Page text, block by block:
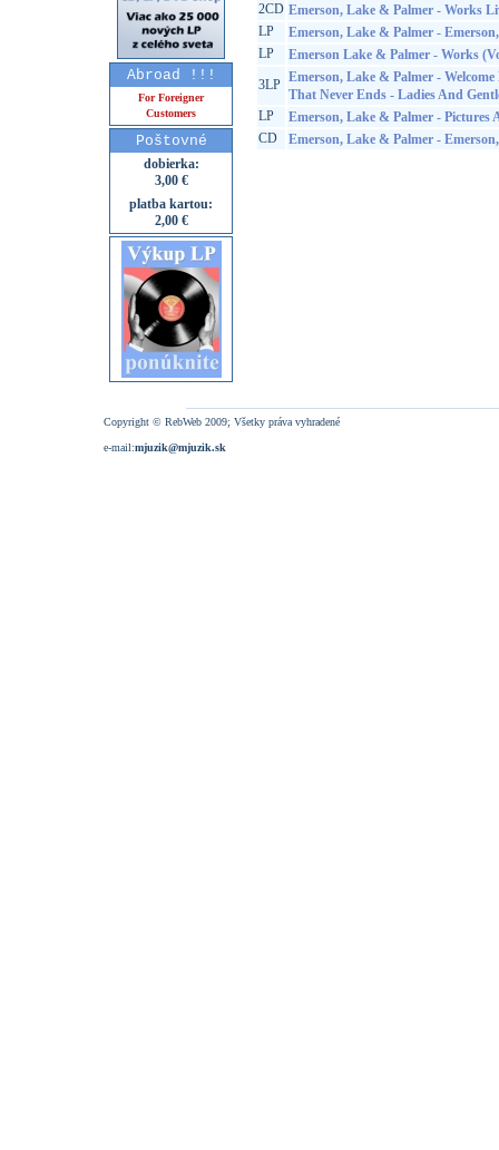
Abroad !!!
For Foreigner
Customers
Poštovné
dobierka:
3,00 €
platba kartou:
2,00 €
2CD Emerson, Lake & Palmer - Works
LP
Emerson, Lake & Palmer -
LP
Emerson Lake & Palmer - Works
3LP Emerson, Lake & Palmer -
That Never Ends - Ladies And
LP
Emerson, Lake & Palmer - Pictures
CD
Emerson, Lake & Palmer -
Copyright © RebWeb 2009; Všetky práva vyhradené
e-mail:mjuzik@mjuzik.sk